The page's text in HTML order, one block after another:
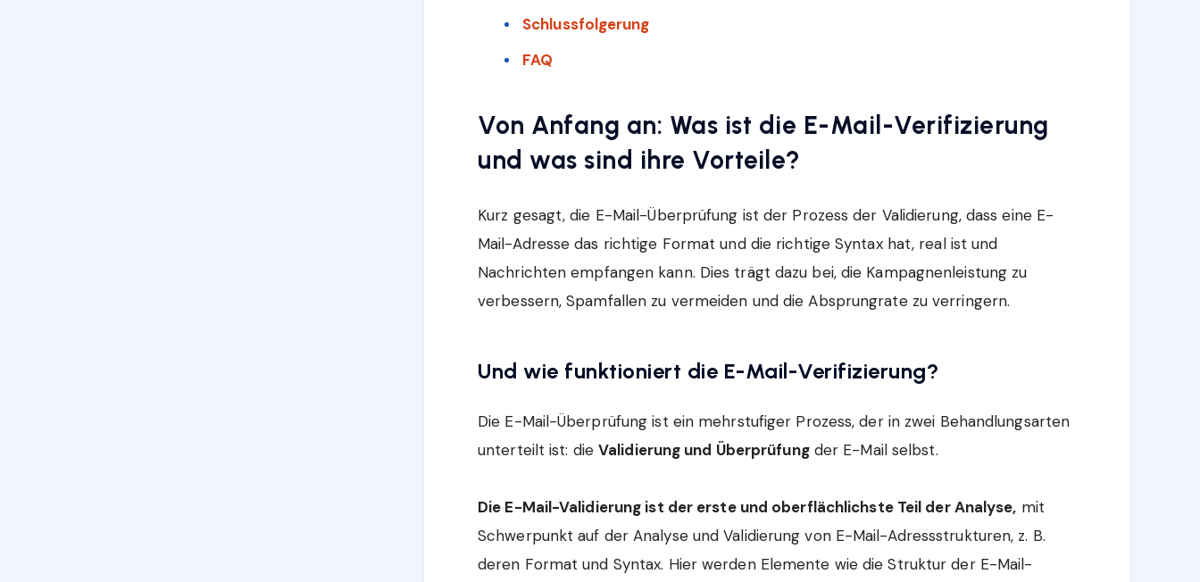
Schlussfolgerung
FAQ
Von Anfang an: Was ist die E-Mail-Verifizierung
und was sind ihre Vorteile?
Kurz gesagt, die E-Mail-Überprüfung ist der Prozess der Validierung, dass eine E-
Mail-Adresse das richtige Format und die richtige Syntax hat, real ist und
Nachrichten empfangen kann. Dies trägt dazu bei, die Kampagnenleistung zu
verbessern, Spamfallen zu vermeiden und die Absprungrate zu verringern.
Und wie funktioniert die E-Mail-Verifizierung?
Die E-Mail-Überprüfung ist ein mehrstufiger Prozess, der in zwei Behandlungsarten
unterteilt ist: die Validierung und Überprüfungder E-Mail selbst.
Die E-Mail-Validierung ist der erste und oberflächlichste Teil der Analyse, mit
Schwerpunkt auf der Analyse und Validierung von E-Mail-Adressstrukturen, z. B.
deren Format und Syntax. Hier werden Elemente wie die Struktur der E-Mail-